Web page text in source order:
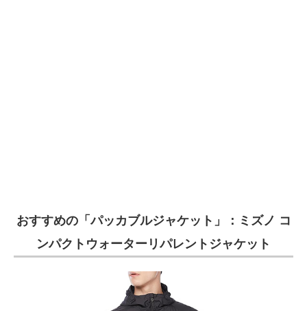
おすすめの「パッカブルジャケット」：ミズノ コ
ンパクトウォーターリパレントジャケット